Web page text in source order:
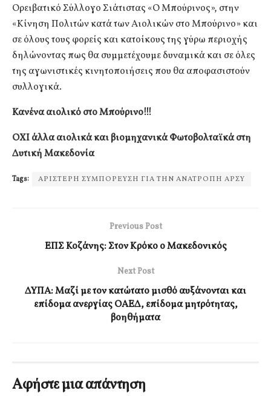
Ορειβατικό Σύλλογο Σιάτιστας «Ο Μπούρινος», στην
«Κίνηση Πολιτών κατά των Αιολικών στο Μπούρινο» και
σε όλους τους φορείς και κατοίκους της γύρω περιοχής
δηλώνοντας πως θα συμμετέχουμε δυναμικά και σε όλες
της αγωνιστικές κινητοποιήσεις που θα αποφασιστούν
συλλογικά.
Κανένα αιολικό στο Μπούρινο!!!
ΟΧΙ άλλα αιολικά και βιομηχανικά Φωτοβολταϊκά στη
Δυτική Μακεδονία
Tags: ΑΡΙΣΤΕΡΗ ΣΥΜΠΟΡΕΥΣΗ ΓΙΑ ΤΗΝ ΑΝΑΤΡΟΠΗ ΑΡΣΥ
Previous Post
ΕΠΣ Κοζάνης: Στον Κρόκο ο Μακεδονικός
Next Post
ΔΥΠΑ: Μαζί με τον κατώτατο μισθό αυξάνονται και
επίδομα ανεργίας ΟΑΕΔ, επίδομα μητρότητας,
βοηθήματα
Αφήστε μια απάντηση